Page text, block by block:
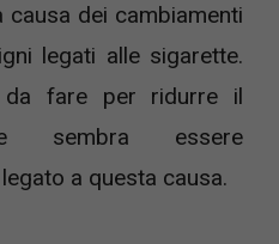
causa dei cambiamenti
legati alle sigarette.
da fare per ridurre il
sembra essere
a questa causa.